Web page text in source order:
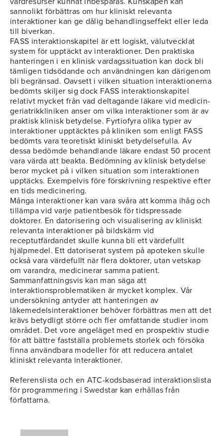
sannolikt förbättras om hur kliniskt relevanta
interaktioner kan ge dålig behandlingseffekt eller leda
till biverkan.
FASS interaktionskapitel är ett logiskt, välutvecklat
system för upptäckt av interaktioner. Den praktiska
hanteringen i en klinisk vardagssituation kan dock bli
tämligen tidsödande och användningen kan därigenom
bli begränsad. Oavsett i vilken situation interaktionerna
bedömts skiljer sig dock FASS interaktionskapitel
relativt mycket från vad deltagande läkare vid medicin-
geriatrikkliniken anser om vilka interaktioner som är av
praktisk klinisk betydelse. Fyrtiofyra olika typer av
interaktioner upptäcktes på kliniken som enligt FASS
bedömts vara teoretiskt kliniskt betydelsefulla. Av
dessa bedömde behandlande läkare endast 50 procent
vara värda att beakta. Bedömning av klinisk betydelse
beror mycket på i vilken situation som interaktionen
upptäcks. Exempelvis före förskrivning respektive efter
en tids medicinering.
Många interaktioner kan vara svåra att komma ihåg och
tillämpa vid varje patientbesök för tidspressade
doktorer. En datorisering och visualisering av kliniskt
relevanta interaktioner på bildskärm vid
receptutfärdandet skulle kunna bli ett värdefullt
hjälpmedel. Ett datoriserat system på apoteken skulle
också vara värdefullt när flera doktorer, utan vetskap
om varandra, medicinerar samma patient.
Sammanfattningsvis kan man säga att
interaktionsproblematiken är mycket komplex. Vår
undersökning antyder att hanteringen av
läkemedelsinteraktioner behöver förbättras men att det
krävs betydligt större och fler omfattande studier inom
området. Det vore angeläget med en prospektiv studie
för att bättre fastställa problemets storlek och försöka
finna användbara modeller för att reducera antalet
kliniskt relevanta interaktioner.
Referenslista och en ATC-kodsbaserad interaktionslista
för programmering i Swedstar kan erhållas från
författarna.